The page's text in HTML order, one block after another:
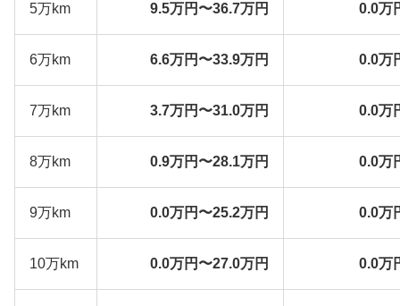
5万km 9.5万円〜36.7万円 0.0万
6万km 6.6万円〜33.9万円 0.0万
7万km 3.7万円〜31.0万円 0.0万
8万km 0.9万円〜28.1万円 0.0万
9万km 0.0万円〜25.2万円 0.0万
10万km 0.0万円〜27.0万円 0.0万